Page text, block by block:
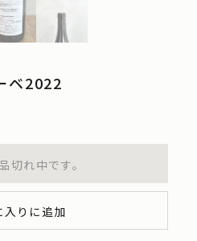
ベ2022
切れ中です。
入りに追加